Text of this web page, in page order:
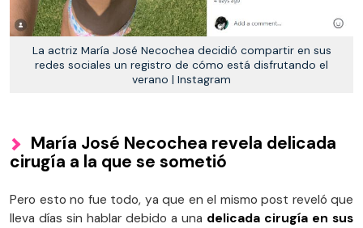
La actriz María José Necochea decidió compartir en sus
redes sociales un registro de cómo está disfrutando el
verano | Instagram
María José Necochea revela delicada
cirugía a la que se sometió
Pero esto no fue todo, ya que en el mismo post reveló que
lleva días sin hablar debido a una delicada cirugía en sus